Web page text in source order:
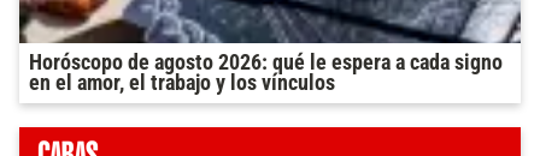
Horóscopo de agosto 2026: qué le espera a cada signo
en el amor, el trabajo y los vínculos